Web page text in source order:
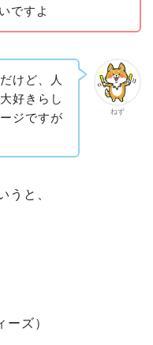
ですよ
ねず
けど、人
好きらし
ジですが
うと、
ーズ）